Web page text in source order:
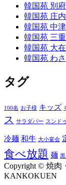
韓国苑 別
韓国苑 庄
韓国苑 中
韓国苑 三
韓国苑 大
韓国苑 わ
タグ
100名 お子様 キッズ
ス
サラダバー スンド
冷麺 和牛 大小宴会
食べ放題 麺
Copyright © 焼肉